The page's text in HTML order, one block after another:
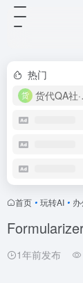
热门
货
首页 • 玩转AI •
1年前发布